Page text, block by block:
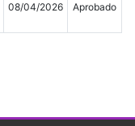
08/04/2026 Aprobado